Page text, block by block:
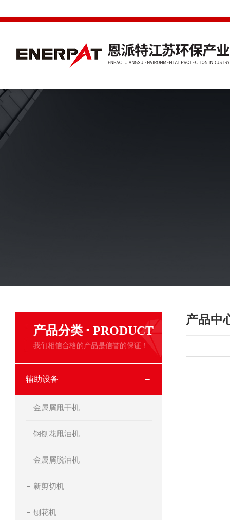
产品分类 · PRODUCT
我们相信合格的产品是信誉的保证！
辅助设备
金属屑甩干机
钢刨花甩油机
金属屑脱油机
新剪切机
刨花机
产品中